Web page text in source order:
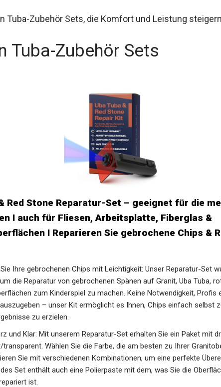
Tuba-Zubehör Sets, die Komfort und Leistung
Tuba-Zubehör Sets
Red Stone Reparatur-Set – geeignet für die
I auch für Fliesen, Arbeitsplatte, Fiberglas &
I Reparieren Sie gebrochene Chips &
Ihre gebrochenen Chips mit Leichtigkeit: Unser Reparatur-Set
die Reparatur von gebrochenen Spänen auf Granit, Uba Tuba,
zum Kinderspiel zu machen. Keine Notwendigkeit, Profis
– unser Kit ermöglicht es Ihnen, Chips einfach selbst
zu erzielen.
und Klar: Mit unserem Reparatur-Set erhalten Sie ein Paket mit
Wählen Sie die Farbe, die am besten zu Ihrer
Sie mit verschiedenen Kombinationen, um eine perfekte
Set enthält auch eine Polierpaste mit dem, was Sie die
ist.